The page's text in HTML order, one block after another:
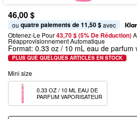
46,00 $
ou quatre paiements de 11,50 $ avec
Obtenez-Le Pour43,70 $ (5% De Réduction)
Réapprovisionnement Automatique
Format: 0.33 oz / 10 mL eau de parfum
PLUS QUE QUELQUES ARTICLES EN STOCK
Mini size
0.33 OZ / 10 ML EAU DE
PARFUM VAPORISATEUR